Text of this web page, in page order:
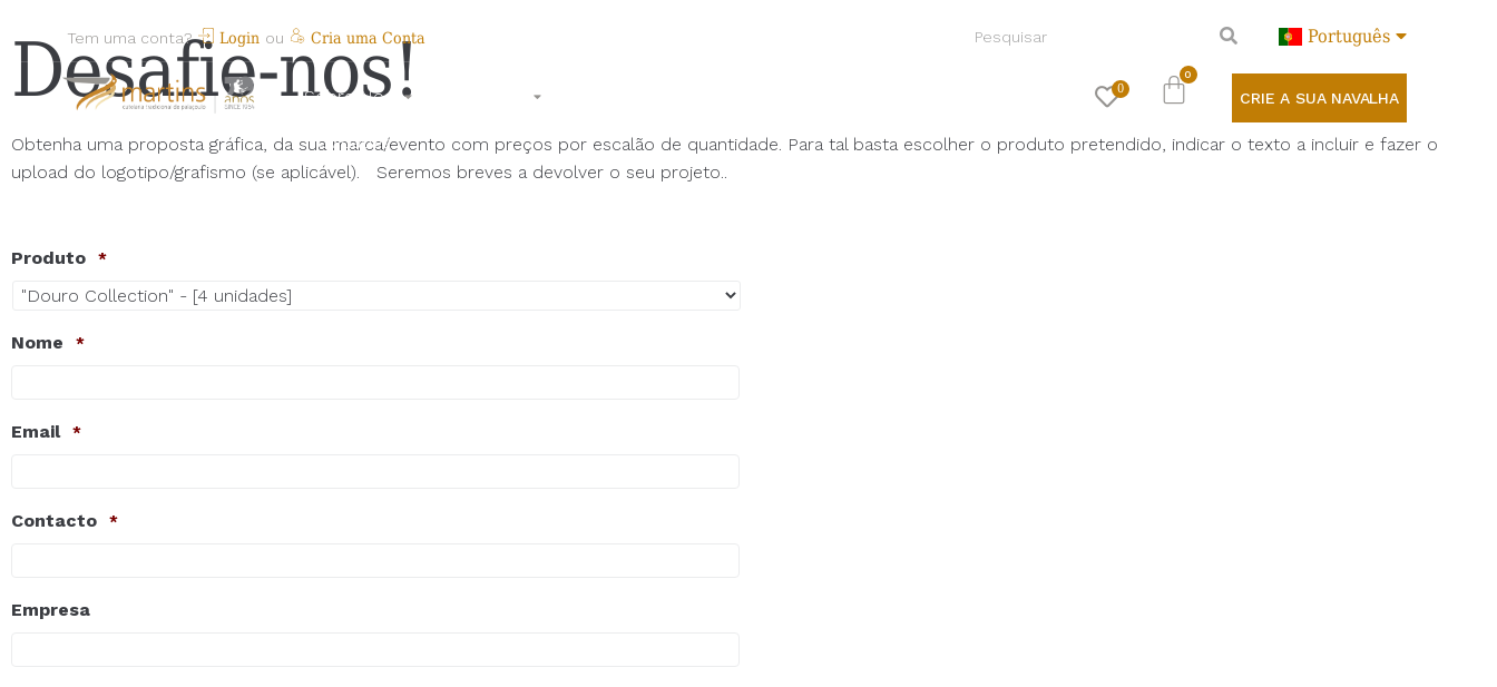
Tem uma conta? Login ou Cria uma Conta Português
Sobre Nós
Novidades
0
CRIE A SUA NAVALHA
Desafie-nos!
Obtenha uma proposta gráfica, da sua marca/evento com preços por escalão de quantidade. Para tal basta escolher o produto pretendido, indicar o texto a incluir e fazer o
upload do logotipo/grafismo (se aplicável). Seremos breves a devolver o seu projeto..
Produto *
Nome *
Email *
Contacto *
Empresa